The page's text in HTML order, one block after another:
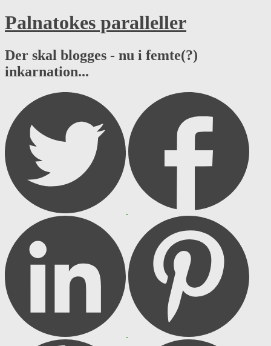
Palnatokes paralleller
Der skal blogges - nu i femte(?)
inkarnation...